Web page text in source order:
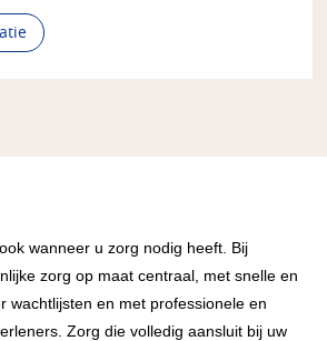
wanneer u zorg nodig heeft. Bij
zorg op maat centraal, met snelle en
wachtlijsten en met professionele en
Zorg die volledig aansluit bij uw